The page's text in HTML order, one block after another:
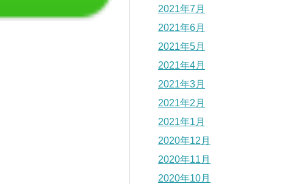
2021年7月
2021年6月
2021年5月
2021年4月
2021年3月
2021年2月
2021年1月
2020年12月
2020年11月
2020年10月